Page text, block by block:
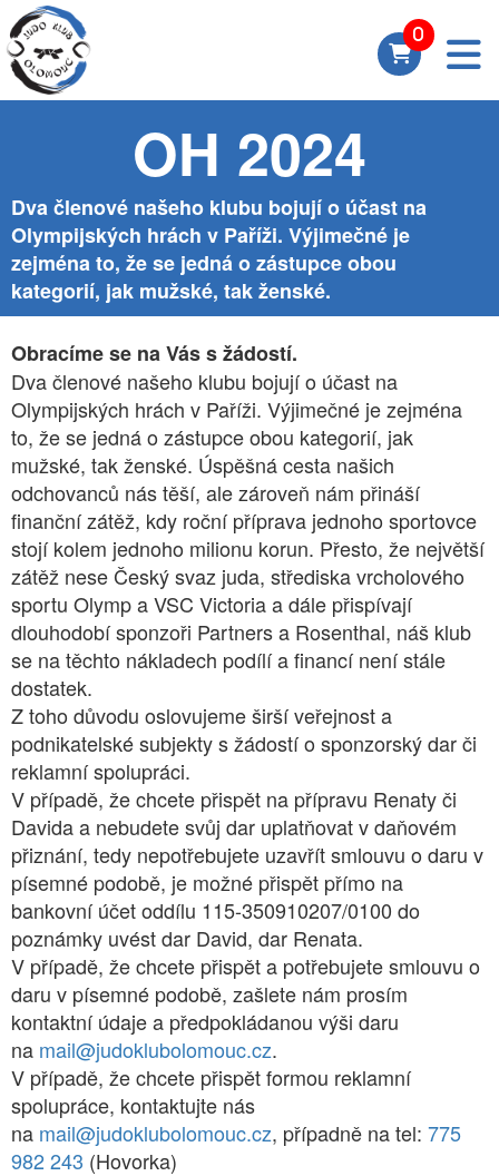
OH 2024
Dva členové našeho klubu bojují o účast na
Olympijských hrách v Paříži. Výjimečné je
zejména to, že se jedná o zástupce obou
kategorií, jak mužské, tak ženské.
Obracíme se na Vás s žádostí.
Dva členové našeho klubu bojují o účast na
Olympijských hrách v Paříži. Výjimečné je zejména
to, že se jedná o zástupce obou kategorií, jak
mužské, tak ženské. Úspěšná cesta našich
odchovanců nás těší, ale zároveň nám přináší
finanční zátěž, kdy roční příprava jednoho sportovce
stojí kolem jednoho milionu korun. Přesto, že největší
zátěž nese Český svaz juda, střediska vrcholového
sportu Olymp a VSC Victoria a dále přispívají
dlouhodobí sponzoři Partners a Rosenthal, náš klub
se na těchto nákladech podílí a financí není stále
dostatek.
Z toho důvodu oslovujeme širší veřejnost a
podnikatelské subjekty s žádostí o sponzorský dar či
reklamní spolupráci.
V případě, že chcete přispět na přípravu Renaty či
Davida a nebudete svůj dar uplatňovat v daňovém
přiznání, tedy nepotřebujete uzavřít smlouvu o daru v
písemné podobě, je možné přispět přímo na
bankovní účet oddílu 115-350910207/0100 do
poznámky uvést dar David, dar Renata.
V případě, že chcete přispět a potřebujete smlouvu o
daru v písemné podobě, zašlete nám prosím
kontaktní údaje a předpokládanou výši daru
na mail@judoklubolomouc.cz.
V případě, že chcete přispět formou reklamní
spolupráce, kontaktujte nás
na mail@judoklubolomouc.cz, případně na tel: 775
982 243 (Hovorka)